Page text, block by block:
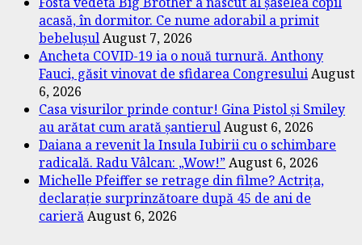
acasă, în dormitor. Ce nume adorabil a primit
bebelușulAugust 7, 2026
Ancheta COVID-19 ia o nouă turnură. Anthony
Fauci, găsit vinovat de sfidarea CongresuluiAugust
6, 2026
Casa visurilor prinde contur! Gina Pistol și Smiley
au arătat cum arată șantierulAugust 6, 2026
Daiana a revenit la Insula Iubirii cu o schimbare
radicală. Radu Vâlcan: „Wow!”August 6, 2026
Michelle Pfeiffer se retrage din filme? Actrița,
declarație surprinzătoare după 45 de ani de
carierăAugust 6, 2026